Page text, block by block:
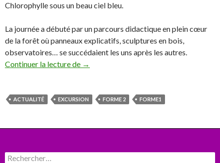
Chlorophylle sous un beau ciel bleu.
La journée a débuté par un parcours didactique en plein cœur
de la forêt où panneaux explicatifs, sculptures en bois,
observatoires… se succédaient les uns après les autres.
Continuer la lecture de Une journée au parc Chlorophylle
→
ACTUALITÉ EXCURSION FORME 2 FORME1
Rechercher :